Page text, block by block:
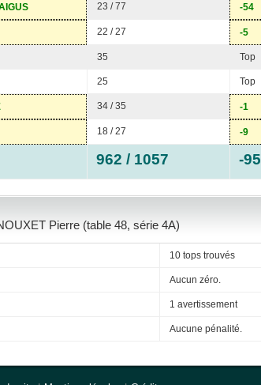
23 / 77 -54
22 / 27 -5
35 Top
25 Top
34 / 35 -1
18 / 27 -9
962 / 1057 -95
Pierre (table 48, série 4A)
10 tops trouvés
Aucun zéro.
1 avertissement
Aucune pénalité.